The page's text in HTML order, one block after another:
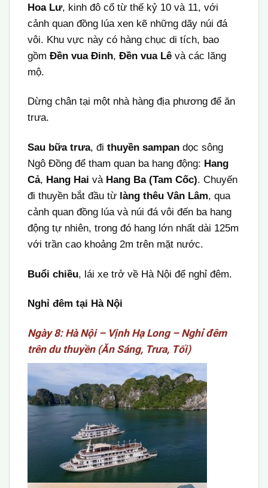
Hoa Lư, kinh đô cổ từ thế kỷ 10 và 11, với
cảnh quan đồng lúa xen kẽ những dãy núi đá
vôi. Khu vực này có hàng chục di tích, bao
gồm Đền vua Đinh, Đền vua Lê và các lăng
mộ.
Dừng chân tại một nhà hàng địa phương để ăn
trưa.
Sau bữa trưa, đi thuyền sampan dọc sông
Ngô Đồng để tham quan ba hang động: Hang
Cả, Hang Hai và Hang Ba (Tam Cốc). Chuyến
đi thuyền bắt đầu từ làng thêu Vân Lâm, qua
cảnh quan đồng lúa và núi đá vôi đến ba hang
động tự nhiên, trong đó hang lớn nhất dài 125m
với trần cao khoảng 2m trên mặt nước.
Buổi chiều, lái xe trở về Hà Nội để nghỉ đêm.
Nghỉ đêm tại Hà Nội
Ngày 8: Hà Nội – Vịnh Hạ Long – Nghỉ đêm
trên du thuyền (Ăn Sáng, Trưa, Tối)